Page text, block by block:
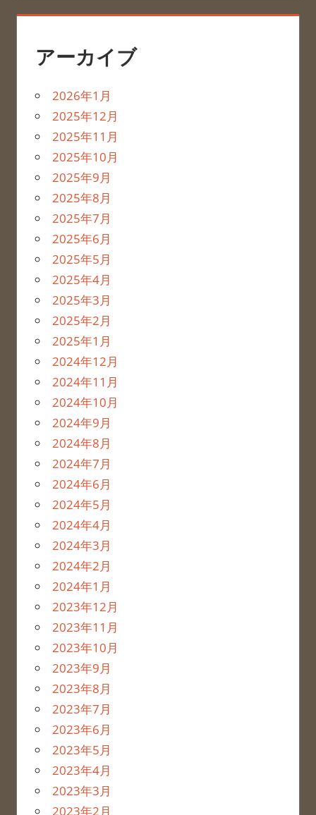
アーカイブ
2026年1月
2025年12月
2025年11月
2025年10月
2025年9月
2025年8月
2025年7月
2025年6月
2025年5月
2025年4月
2025年3月
2025年2月
2025年1月
2024年12月
2024年11月
2024年10月
2024年9月
2024年8月
2024年7月
2024年6月
2024年5月
2024年4月
2024年3月
2024年2月
2024年1月
2023年12月
2023年11月
2023年10月
2023年9月
2023年8月
2023年7月
2023年6月
2023年5月
2023年4月
2023年3月
2023年2月